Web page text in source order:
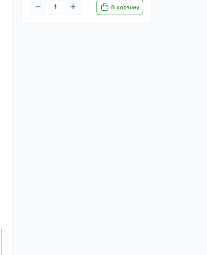
В корзину